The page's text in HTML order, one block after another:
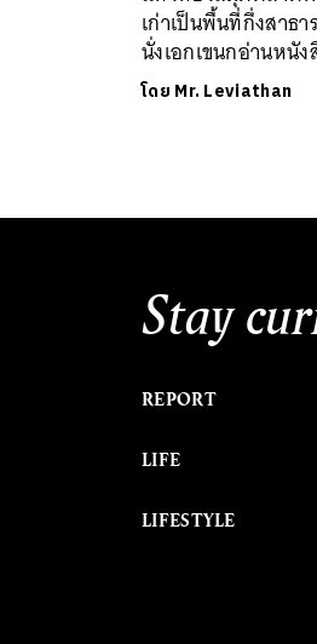
เก่าเป็นพื้นที่กึ่งสาธ
นั่งเอกเขนกอ่านหนั
โดย Mr. Leviathan
Stay
REPORT
LIFE
LIFESTYLE